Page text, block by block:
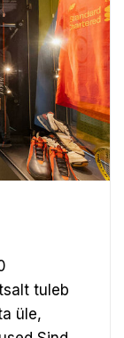
tuleb
üle,